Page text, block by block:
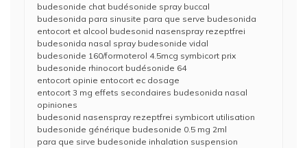
budesonide chat budésonide spray buccal
budesonida para sinusite para que serve budesonida
entocort et alcool budesonid nasenspray rezeptfrei
budesonida nasal spray budesonide vidal
budesonide 160/formoterol 4.5mcg symbicort prix
budesonide rhinocort budésonide 64
entocort opinie entocort ec dosage
entocort 3 mg effets secondaires budesonida nasal
opiniones
budesonid nasenspray rezeptfrei symbicort utilisation
budesonide générique budesonide 0.5 mg 2ml
para que sirve budesonide inhalation suspension